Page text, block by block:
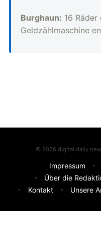
Burghaun: 16
Geldzählmaschine
© 2026 digital daily
Impressum
Über die
Kontakt
Unsere